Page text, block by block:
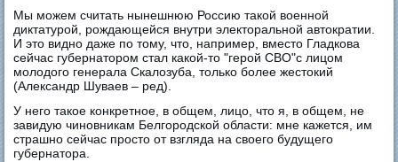
Мы можем считать нынешнюю Россию такой военной
диктатурой, рождающейся внутри электоральной автократии.
И это видно даже по тому, что, например, вместо Гладкова
сейчас губернатором стал какой-то "герой СВО"с лицом
молодого генерала Скалозуба, только более жестокий
(Александр Шуваев – ред).
У него такое конкретное, в общем, лицо, что я, в общем, не
завидую чиновникам Белгородской области: мне кажется, им
страшно сейчас просто от взгляда на своего будущего
губернатора.